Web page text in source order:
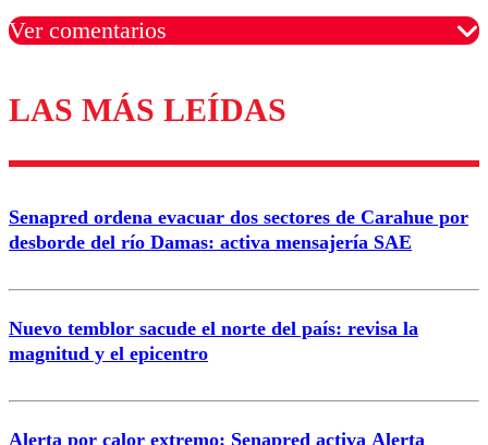
Ver comentarios
Los comentarios son moderados para garantizar un
diálogo respetuoso.
Nombre
Correo
LAS MÁS LEÍDAS
Senapred ordena evacuar dos sectores de Carahue por
desborde del río Damas: activa mensajería SAE
Nuevo temblor sacude el norte del país: revisa la
magnitud y el epicentro
Alerta por calor extremo: Senapred activa Alerta